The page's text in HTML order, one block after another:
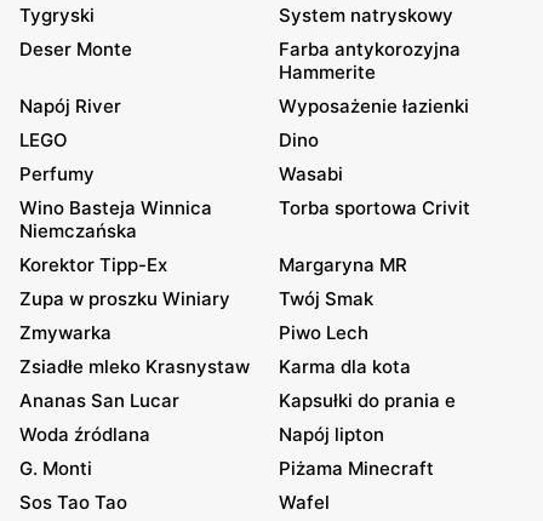
Tygryski
System natryskowy
Deser Monte
Farba antykorozyjna
Hammerite
Napój River
Wyposażenie łazienki
LEGO
Dino
Perfumy
Wasabi
Wino Basteja Winnica
Niemczańska
Torba sportowa Crivit
Korektor Tipp-Ex
Margaryna MR
Zupa w proszku Winiary
Twój Smak
Zmywarka
Piwo Lech
Zsiadłe mleko Krasnystaw
Karma dla kota
Ananas San Lucar
Kapsułki do prania e
Woda źródlana
Napój lipton
G. Monti
Piżama Minecraft
Sos Tao Tao
Wafel